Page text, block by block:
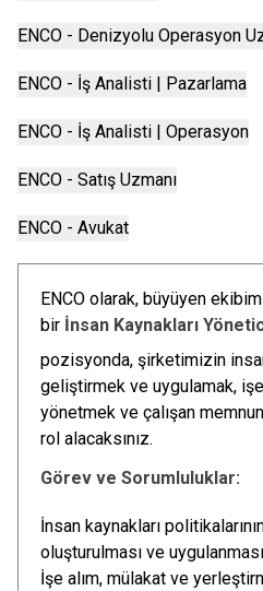
ENCO - Denizyolu Operasyon
ENCO - İş Analisti | Pazarlama
ENCO - İş Analisti | Operasyon
ENCO - Satış Uzmanı
ENCO - Avukat
ENCO olarak, büyüyen
bir İnsan Kaynakları
pozisyonda, şirketimizin
geliştirmek ve uygulamak,
yönetmek ve çalışan
rol alacaksınız.
Görev ve Sorumluluklar:
İnsan kaynakları
oluşturulması ve uygulanması
İşe alım, mülakat ve